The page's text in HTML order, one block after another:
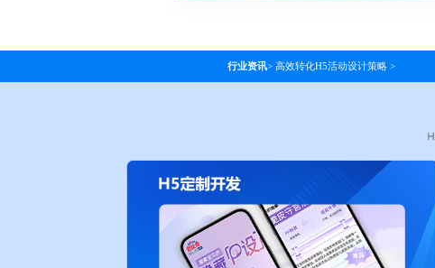
行业资讯> 高效转化H5活动设计策略 >